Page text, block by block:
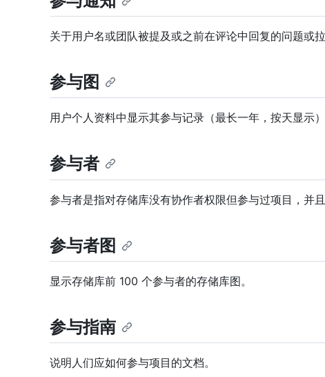
关于用户名或团队被提及或之前在评论中回复的问题或
参与图
用户个人资料中显示其参与记录（最长一年，按天显示）
参与者
参与者是指对存储库没有协作者权限但参与过项目，并
参与者图
显示存储库前 100 个参与者的存储库图。
参与指南
说明人们应如何参与项目的文档。